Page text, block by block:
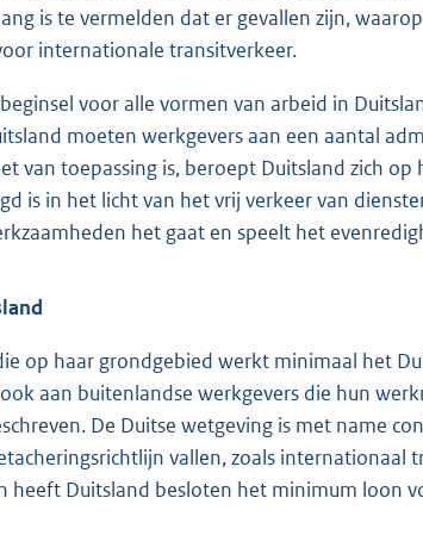
is te vermelden dat er gevallen zijn,
internationale transitverkeer.
voor alle vormen van arbeid in
moeten werkgevers aan een aantal
van toepassing is, beroept Duitsland zich
is in het licht van het vrij verkeer van
het gaat en speelt het
op haar grondgebied werkt minimaal het
aan buitenlandse werkgevers die hun
De Duitse wetgeving is met name
vallen, zoals internationaal
heeft Duitsland besloten het minimum loon